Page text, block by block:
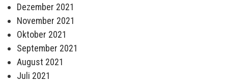
Dezember 2021
November 2021
Oktober 2021
September 2021
August 2021
Juli 2021